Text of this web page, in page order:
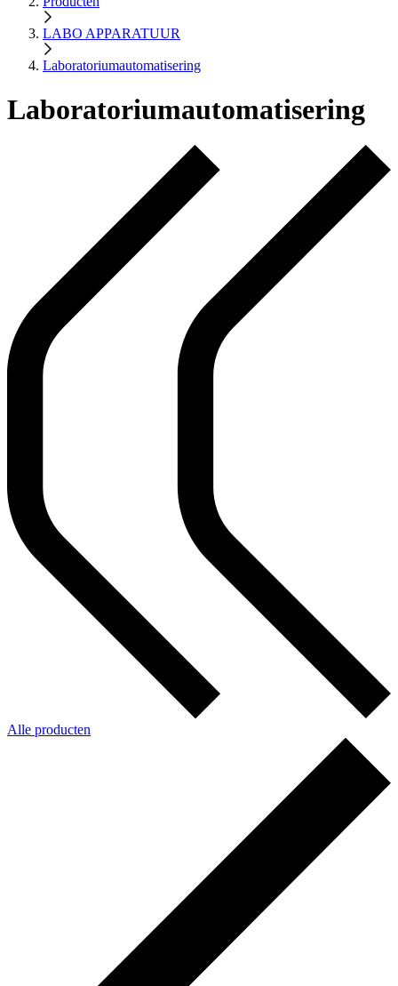
LABO APPARATUUR
Laboratoriumautomatisering
Laboratoriumautomatisering
Alle producten